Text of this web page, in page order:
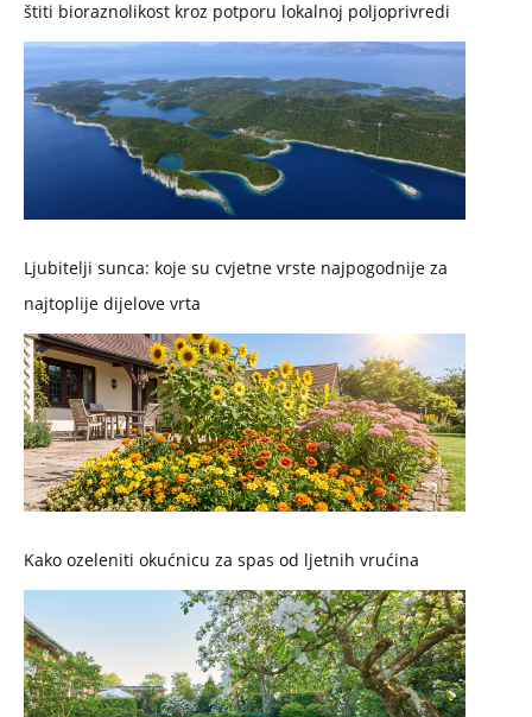
štiti bioraznolikost kroz potporu lokalnoj poljoprivredi
Ljubitelji sunca: koje su cvjetne vrste najpogodnije za
najtoplije dijelove vrta
Kako ozeleniti okućnicu za spas od ljetnih vrućina